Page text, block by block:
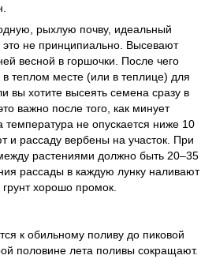
рыхлую почву, идеальный
не принципиально. Высевают
весной в горшочки. После чего
в теплом месте (или в теплице) для
вы хотите высеять семена сразу в
важно после того, как минует
температура не опускается ниже 10
и рассаду вербены на участок. При
растениями должно быть 20–35
рассады в каждую лунку наливают
хорошо промок.
к обильному поливу до пиковой
половине лета поливы сокращают.